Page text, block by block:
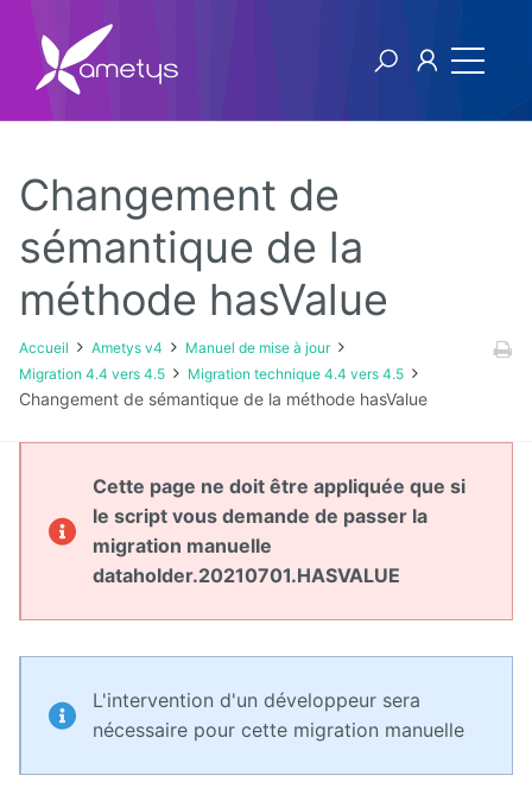
Ametys v4
Licence
Manuel
utilisateur
d'installation
d'exploitation
Manuel
d'administration
Manuel
Changement de
sémantique de la
méthode hasValue
Accueil Ametys v4
Manuel de mise à jour
Migration 4.4 vers 4.5
Migration technique 4.4 vers 4.5
Changement de sémantique de la méthode hasValue
Cette page ne doit être appliquée que si
le script vous demande de passer la
migration manuelle
dataholder.20210701.HASVALUE
L'intervention d'un développeur sera
nécessaire pour cette migration manuelle